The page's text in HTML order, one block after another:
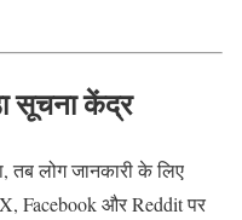
सूचना केंद्र
तब लोग जानकारी के लिए
X, FacebookऔरRedditपर